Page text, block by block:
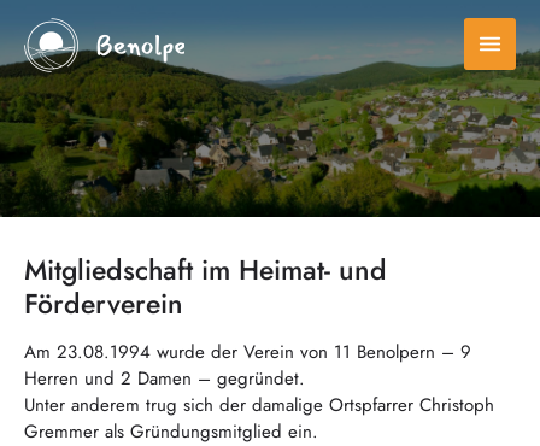
menu
Mitgliedschaft im Heimat- und
Förderverein
Am 23.08.1994 wurde der Verein von 11 Benolpern – 9
Herren und 2 Damen – gegründet.
Unter anderem trug sich der damalige Ortspfarrer Christoph
Gremmer als Gründungsmitglied ein.